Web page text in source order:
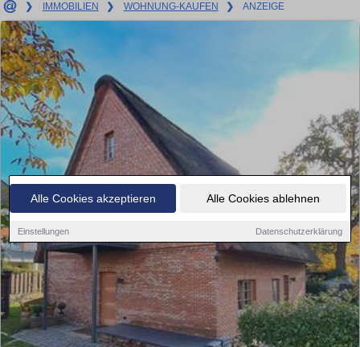
Alle Cookies akzeptieren Alle Cookies ablehnen
Einstellungen Datenschutzerklärung
❯ IMMOBILIEN ❯ WOHNUNG-KAUFEN ❯ ANZEIGE